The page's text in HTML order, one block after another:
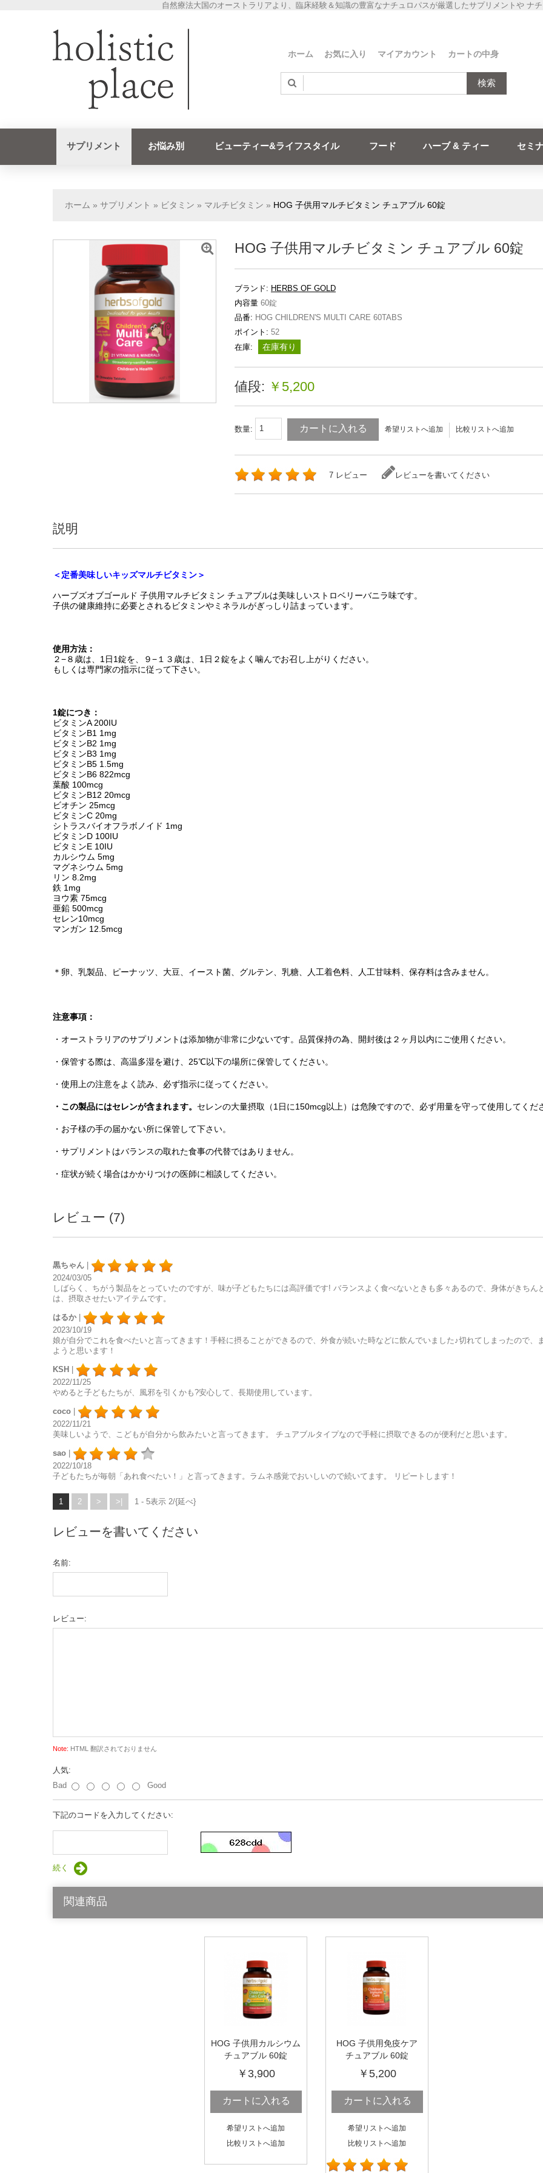
自然療法大国のオーストラリアより、臨床経験＆知識の豊富なナチュロパスが厳選したサプリメントや ナ
ホーム お気に入り マイアカウント カートの中身
検索
サプリメント お悩み別 ビューティー&ライフスタイル フード ハーブ & ティー セミ
ホーム » サプリメント » ビタミン » マルチビタミン » HOG 子供用マルチビタミン チュアブル 60錠
HOG 子供用マルチビタミン チュアブル 60錠
ブランド: HERBS OF GOLD
内容量 60錠
品番: HOG CHILDREN'S MULTI CARE 60TABS
ポイント: 52
在庫:
在庫有り
値段: ￥5,200
数量: カートに入れる 希望リストへ追加 比較リストへ追加
7 レビュー レビューを書いてください
説明
＜定番美味しいキッズマルチビタミン＞
ハーブズオブゴールド 子供用マルチビタミン チュアブルは美味しいストロベリーバニラ味です。
子供の健康維持に必要とされるビタミンやミネラルがぎっしり詰まっています。
使用方法：
２−８歳は、1日1錠を、９−１３歳は、1日２錠をよく噛んでお召し上がりください。
もしくは専門家の指示に従って下さい。
1錠につき：
ビタミンA 200IU
ビタミンB1 1mg
ビタミンB2 1mg
ビタミンB3 1mg
ビタミンB5 1.5mg
ビタミンB6 822mcg
葉酸 100mcg
ビタミンB12 20mcg
ビオチン 25mcg
ビタミンC 20mg
シトラスバイオフラボノイド 1mg
ビタミンD 100IU
ビタミンE 10IU
カルシウム 5mg
マグネシウム 5mg
リン 8.2mg
鉄 1mg
ヨウ素 75mcg
亜鉛 500mcg
セレン10mcg
マンガン 12.5mcg
＊卵、乳製品、ピーナッツ、大豆、イースト菌、グルテン、乳糖、人工着色料、人工甘味料、保存料は含みません。
注意事項：
・オーストラリアのサプリメントは添加物が非常に少ないです。品質保持の為、開封後は２ヶ月以内にご使用ください。
・保管する際は、高温多湿を避け、25℃以下の場所に保管してください。
・使用上の注意をよく読み、必ず指示に従ってください。
・この製品にはセレンが含まれます。 セレンの大量摂取（1日に150mcg以上） は危険ですので、必ず用量を守って使用してくだ
・お子様の手の届かない所に保管して下さい。
・サプリメントはバランスの取れた食事の代替ではありません。
・症状が続く場合はかかりつけの医師に相談してください。
レビュー (7)
黒ちゃん |
2024/03/05
しばらく、ちがう製品をとっていたのですが、味が子どもたちには高評価です! バランスよく食べないときも多々あるので、身体がきちん
は、摂取させたいアイテムです。
はるか |
2023/10/19
娘が自分でこれを食べたいと言ってきます！手軽に摂ることができるので、外食が続いた時などに飲んでいました♪切れてしまったので、
ようと思います！
KSH |
2022/11/25
やめると子どもたちが、風邪を引くかも?安心して、長期使用しています。
coco |
2022/11/21
美味しいようで、こどもが自分から飲みたいと言ってきます。 チュアブルタイプなので手軽に摂取できるのが便利だと思います。
sao |
2022/10/18
子どもたちが毎朝「あれ食べたい！」と言ってきます。ラムネ感覚でおいしいので続いてます。 リピートします！
1 2 > >| 1 - 5表示 2/{延べ}
レビューを書いてください
名前:
レビュー:
Note: HTML 翻訳されておりません
人気:
Bad
Good
下記のコードを入力してください:
続く
関連商品
HOG 子供用カルシウム
チュアブル 60錠
￥3,900
カートに入れる
希望リストへ追加
比較リストへ追加
HOG 子供用免疫ケア
チュアブル 60錠
￥5,200
カートに入れる
希望リストへ追加
比較リストへ追加